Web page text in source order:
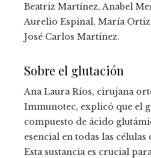
Beatriz Martínez, Anabel
Aurelio Espinal, María
José Carlos Martínez.
Sobre el glutación
Ana Laura Ríos, cirujana
Immunotec, explicó que el
compuesto de ácido
esencial en todas las
Esta sustancia es crucial